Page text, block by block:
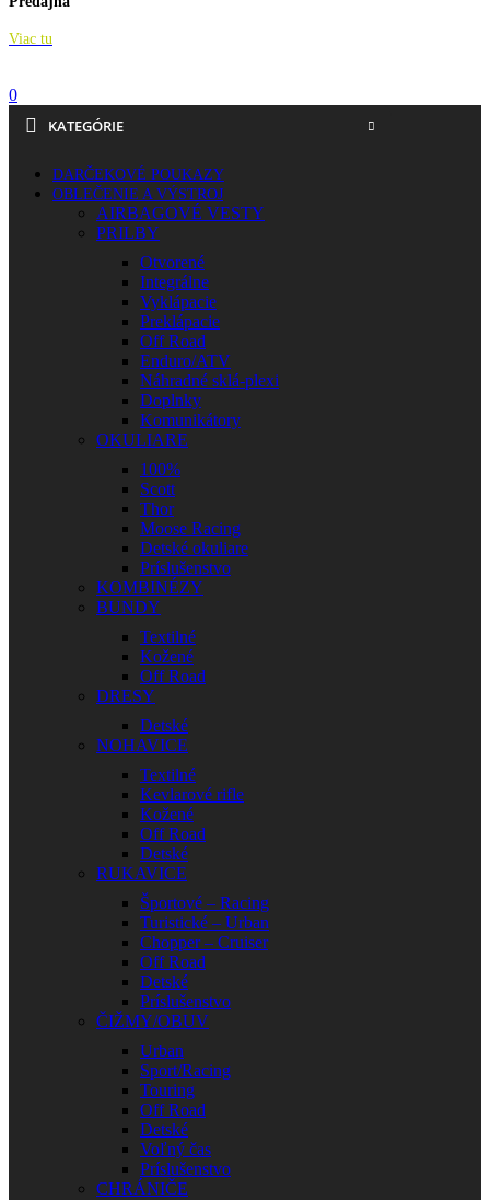
Viac tu
0
KATEGÓRIE
DARČEKOVÉ POUKAZY
OBLEČENIE A VÝSTROJ
AIRBAGOVÉ VESTY
PRILBY
Otvorené
Integrálne
Vyklápacie
Preklápacie
Off Road
Enduro/ATV
Náhradné sklá-plexi
Doplnky
Komunikátory
OKULIARE
100%
Scott
Thor
Moose Racing
Detské okuliare
Príslušenstvo
KOMBINÉZY
BUNDY
Textilné
Kožené
Off Road
DRESY
Detské
NOHAVICE
Textilné
Kevlarové rifle
Kožené
Off Road
Detské
RUKAVICE
Športové – Racing
Turistické – Urban
Chopper – Cruiser
Off Road
Detské
Príslušenstvo
ČIŽMY/OBUV
Urban
Sport/Racing
Touring
Off Road
Detské
Voľný čas
Príslušenstvo
CHRÁNIČE